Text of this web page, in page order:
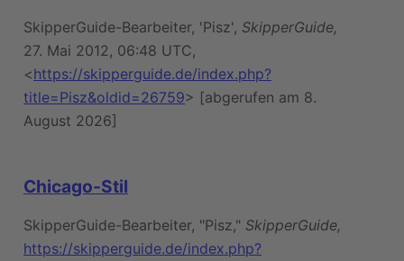
SkipperGuide-Bearbeiter, 'Pisz', SkipperGuide,
27. Mai 2012, 06:48 UTC,
<https://skipperguide.de/index.php?
title=Pisz&oldid=26759> [abgerufen am 8.
August 2026]
Chicago-Stil
SkipperGuide-Bearbeiter, "Pisz," SkipperGuide,
https://skipperguide.de/index.php?